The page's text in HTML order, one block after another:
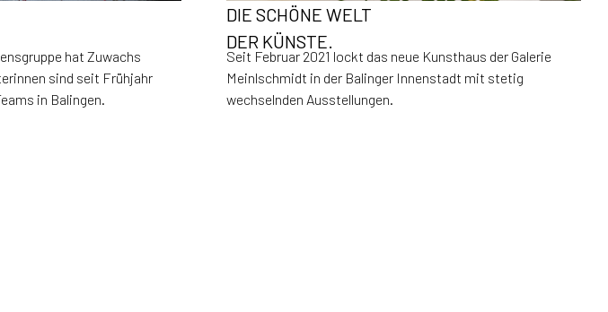
hat Zuwachs
sind seit Frühjahr
in Balingen.
DIE SCHÖNE WELT
DER KÜNSTE.
Seit Februar 2021 lockt das neue Kunsthaus der Galerie
Meinlschmidt in der Balinger Innenstadt mit stetig
wechselnden Ausstellungen.